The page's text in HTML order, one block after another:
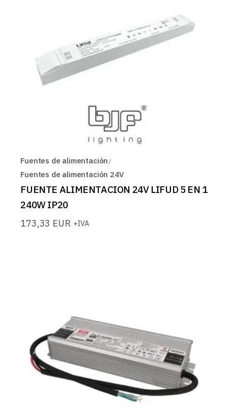
Fuentes de alimentación
Fuentes de alimentación 24V
FUENTE ALIMENTACION 24V LIFUD 5 EN 1
240W IP20
173,33 EUR +IVA